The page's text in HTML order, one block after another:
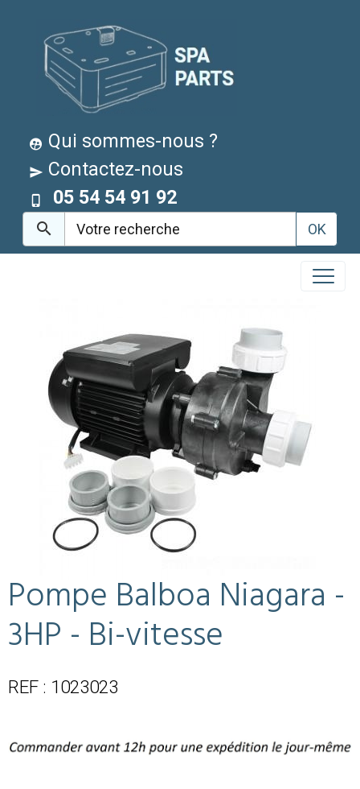
Qui sommes-nous ?
Contactez-nous
05 54 54 91 92
OK
Pompe Balboa Niagara -
3HP - Bi-vitesse
REF : 1023023